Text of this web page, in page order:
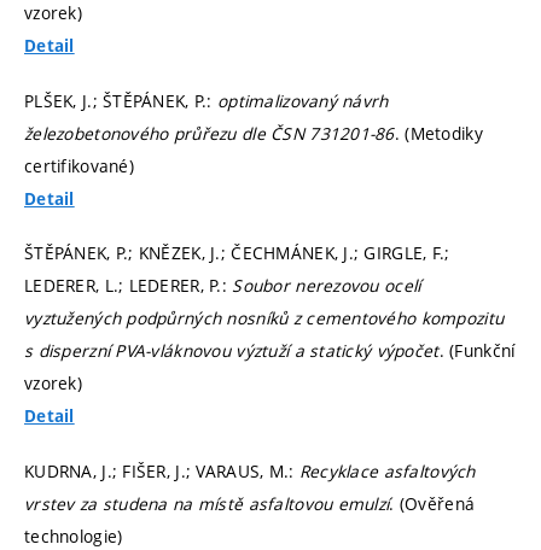
vzorek)
Detail
PLŠEK, J.; ŠTĚPÁNEK, P.: optimalizovaný návrh
železobetonového průřezu dle ČSN 731201-86. (Metodiky
certifikované)
Detail
ŠTĚPÁNEK, P.; KNĚZEK, J.; ČECHMÁNEK, J.; GIRGLE, F.;
LEDERER, L.; LEDERER, P.: Soubor nerezovou ocelí
vyztužených podpůrných nosníků z cementového kompozitu
s disperzní PVA-vláknovou výztuží a statický výpočet. (Funkční
vzorek)
Detail
KUDRNA, J.; FIŠER, J.; VARAUS, M.: Recyklace asfaltových
vrstev za studena na místě asfaltovou emulzí. (Ověřená
technologie)